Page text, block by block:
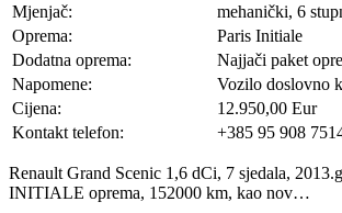
Mjenjač:
mehanički, 6
Oprema:
Paris Initiale
Dodatna oprema:
Najjači paket
Napomene:
Vozilo doslovno
Cijena:
12.950,00 Eur
Kontakt telefon:
+385 95 908
Renault Grand Scenic 1,6 dCi, 7 sjedala,
INITIALE oprema, 152000 km, kao nov…